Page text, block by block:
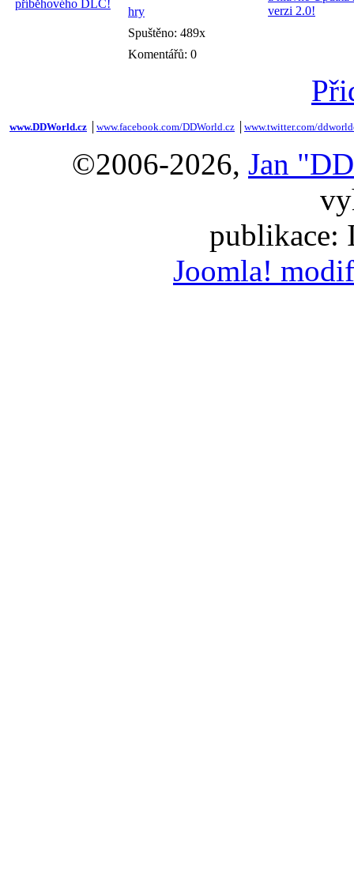
hry
Spuštěno: 489x
Komentářů: 0
www.DDWorld.cz www.facebook.com/DDWorld.cz www.twitter.com/
©2006-2026, Jan
publikace:
Joomla!